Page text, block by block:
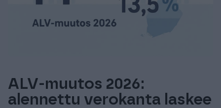
ALV-muutos 2026:
alennettu verokanta laskee